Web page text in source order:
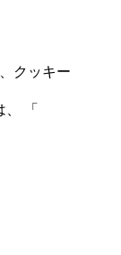
クッキー
「